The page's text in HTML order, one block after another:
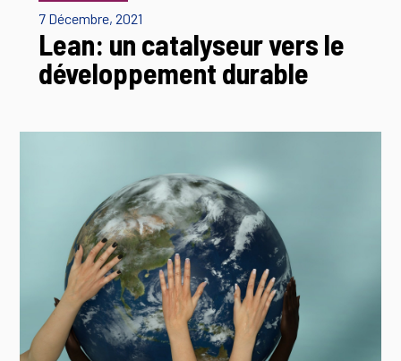
7 Décembre, 2021
Lean: un catalyseur vers le
développement durable